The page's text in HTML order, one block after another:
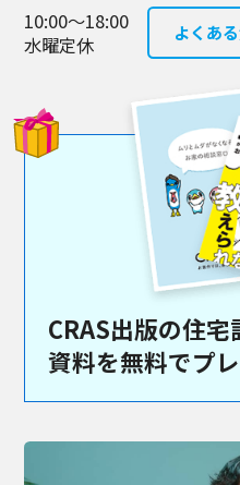
10:00～18:00
水曜定休
よくあ
CRAS出版の住宅
資料を無料でプ